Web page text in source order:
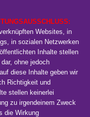
Websites, in
in sozialen Netzwerken
Inhalte stellen
ohne jedoch
diese Inhalte geben wir
Richtigkeit und
stellen keinerlei
zu irgendeinem Zweck
die Wirkung